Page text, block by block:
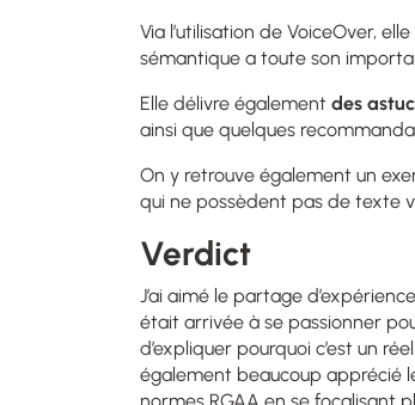
Via l’utilisation de VoiceOver,
sémantique a toute son
Elle délivre également des
ainsi que quelques
On y retrouve également un
qui ne possèdent pas de texte
Verdict
J’ai aimé le partage
était arrivée à se passionner
d’expliquer pourquoi c’est un
également beaucoup apprécié